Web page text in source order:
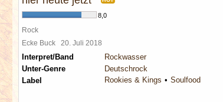
8,0
Rock
Ecke Buck 20. Juli 2018
Interpret/Band
Rockwasser
Unter-Genre
Deutschrock
Label
Rookies & Kings Soulfood